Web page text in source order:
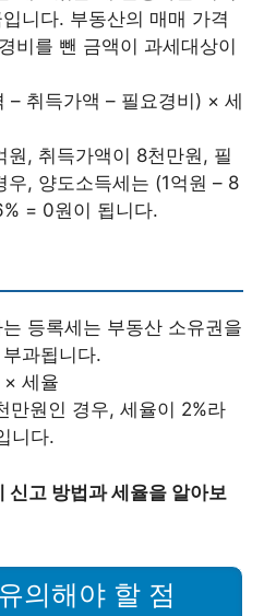
니다. 부동산의 매매 가격
비를 뺀 금액이 과세대상이
– 취득가액 – 필요경비) × 세
원, 취득가액이 8천만원, 필
우, 양도소득세는 (1억원 – 8
= 0원이 됩니다.
등록세는 부동산 소유권을
과됩니다.
× 세율
만원인 경우, 세율이 2%라
니다.
고 방법과 세율을 알아보
의해야 할 점